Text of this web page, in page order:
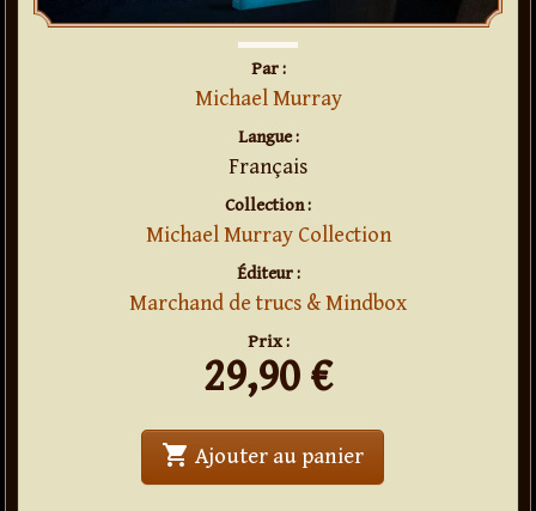
Par :
Michael Murray
Langue :
Français
Collection :
Michael Murray Collection
Éditeur :
Marchand de trucs & Mindbox
Prix :
29,90 €
shopping_cart Ajouter au panier' . Poseidon . '